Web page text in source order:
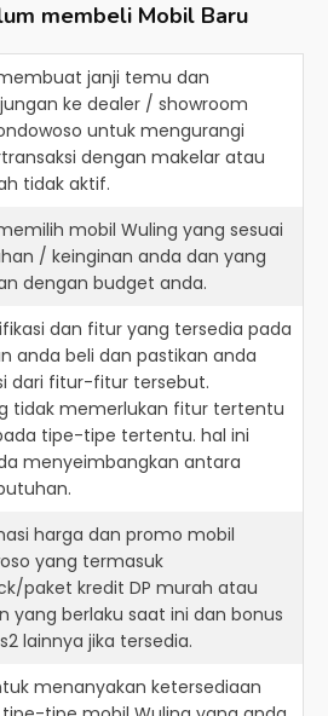
membeli Mobil Baru
janji temu dan
ke dealer / showroom
untuk mengurangi
dengan makelar atau
tidak aktif.
mobil Wuling yang sesuai
/ keinginan anda dan yang
dengan budget anda.
dan fitur yang tersedia pada
anda beli dan pastikan anda
dari fitur-fitur tersebut.
tidak memerlukan fitur tertentu
tipe-tipe tertentu. hal ini
menyeimbangkan antara
harga dan promo mobil
yang termasuk
paket kredit DP murah atau
yang berlaku saat ini dan bonus
lainnya jika tersedia.
menanyakan ketersediaan